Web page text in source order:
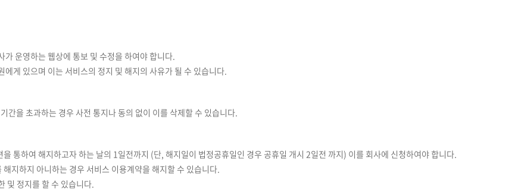
운영하는 웹상에 통보 및 수정을 하여야 합니다.
게 있으며 이는 서비스의 정지 및 해지의 사유가 될 수 있습니다.
간을 초과하는 경우 사전 통지나 동의 없이 이를 삭제할 수 있습니다.
통하여 해지하고자 하는 날의 1일전까지 (단, 해지일이 법정공휴일인 경우 공휴일 개시 2일전 까지) 이를 회사에 신청하여야 합니다.
지하지 아니하는 경우 서비스 이용계약을 해지할 수 있습니다.
및 정지를 할 수 있습니다.